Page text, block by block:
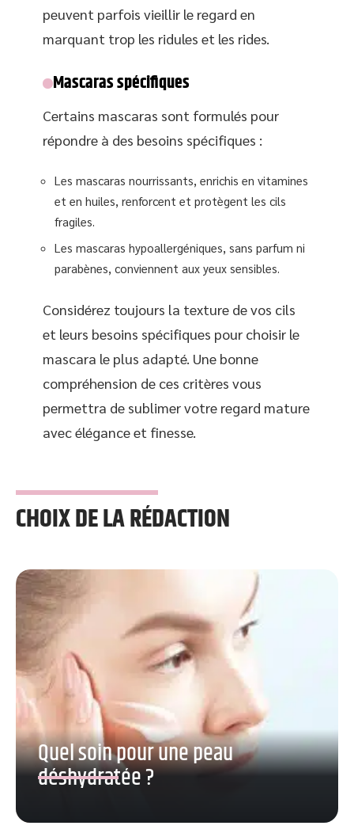
peuvent parfois vieillir le regard en
marquant trop les ridules et les rides.
Mascaras spécifiques
Certains mascaras sont formulés pour
répondre à des besoins spécifiques :
Les mascaras nourrissants, enrichis en vitamines
et en huiles, renforcent et protègent les cils
fragiles.
Les mascaras hypoallergéniques, sans parfum ni
parabènes, conviennent aux yeux sensibles.
Considérez toujours la texture de vos cils
et leurs besoins spécifiques pour choisir le
mascara le plus adapté. Une bonne
compréhension de ces critères vous
permettra de sublimer votre regard mature
avec élégance et finesse.
CHOIX DE LA RÉDACTION
Quel soin pour une peau
déshydratée ?